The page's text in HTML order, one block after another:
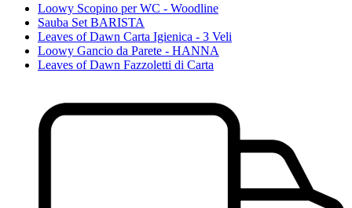
Loowy Scopino per WC - Woodline
Sauba Set BARISTA
Leaves of Dawn Carta Igienica - 3 Veli
Loowy Gancio da Parete - HANNA
Leaves of Dawn Fazzoletti di Carta